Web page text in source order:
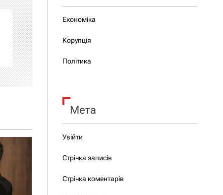
Економіка
Корупція
Політика
Мета
Увійти
Стрічка записів
Стрічка коментарів